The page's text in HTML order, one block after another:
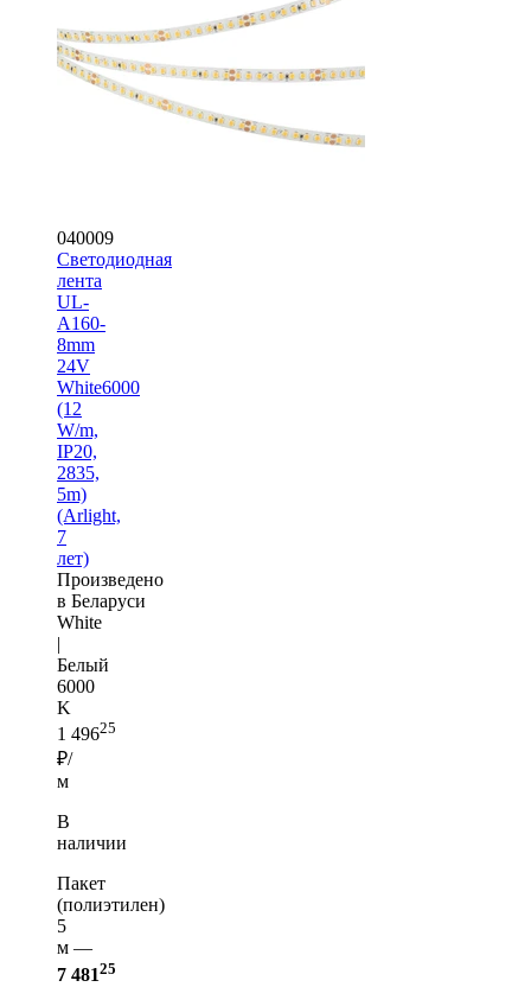
040009
Светодиодная
лента
UL-
A160-
8mm
24V
White6000
(12
W/m,
IP20,
2835,
5m)
(Arlight,
7
лет)
Произведено
в Беларуси
White
|
Белый
6000
K
1 49625
₽/
м
В
наличии
Пакет
(полиэтилен)
5
м —
7 48125